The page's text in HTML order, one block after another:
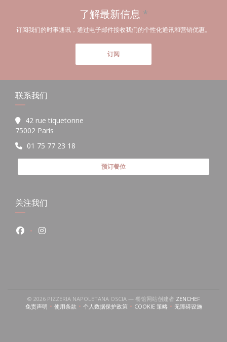
了解最新信息 *
订阅我们的时事通讯，通过电子邮件接收我们的个性化通讯和营销优惠。
订阅
联系我们
42 rue tiquetonne
75002 Paris
01 75 77 23 18
预订餐位
关注我们
Facebook ((在新窗口中打开))
Instagram ((在新窗口中打开))
© 2026 PIZZERIA NAPOLETANA OSCIA — 餐馆网站创建者 ZENCHEF((在新窗口
免责声明((在新窗口中打开))
使用条款((在新窗口中打开))
个人数据保护政策((在新窗口中打开))
COOKIE 策略((在新窗口中打开))
无障碍设施
((在新窗口中打